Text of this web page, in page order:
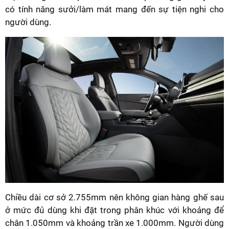
có tính năng sưởi/làm mát mang đến sự tiện nghi cho
người dùng.
Chiều dài cơ sở 2.755mm nên không gian hàng ghế sau
ở mức đủ dùng khi đặt trong phân khúc với khoảng để
chân 1.050mm và khoảng trần xe 1.000mm. Người dùng